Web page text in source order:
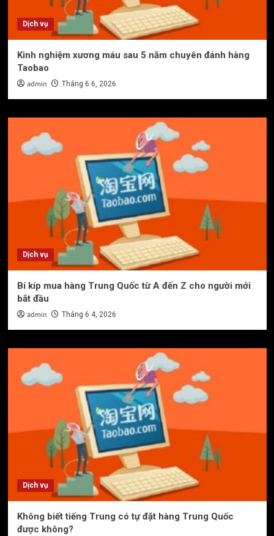
Dịch vụ
Kinh nghiệm xương máu sau 5 năm chuyên đánh hàng
Taobao
admin Tháng 6 6, 2026
Dịch vụ
Bí kíp mua hàng Trung Quốc từ A đến Z cho người mới
bắt đầu
admin Tháng 6 4, 2026
Dịch vụ
Không biết tiếng Trung có tự đặt hàng Trung Quốc
được không?